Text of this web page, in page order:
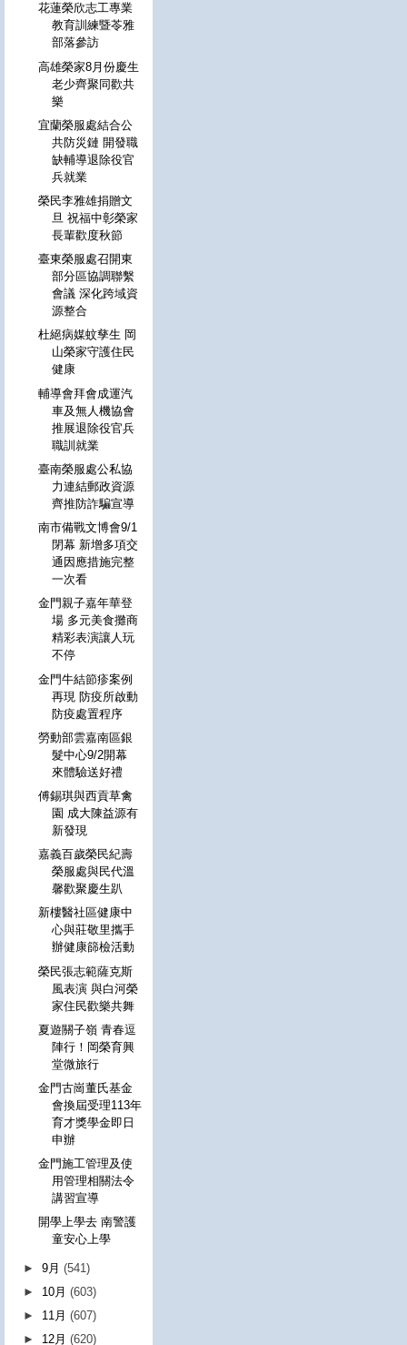
花蓮榮欣志工專業
教育訓練暨苓雅
部落參訪
高雄榮家8月份慶生
老少齊聚同歡共
樂
宜蘭榮服處結合公
共防災鏈 開發職
缺輔導退除役官
兵就業
榮民李雅雄捐贈文
旦 祝福中彰榮家
長輩歡度秋節
臺東榮服處召開東
部分區協調聯繫
會議 深化跨域資
源整合
杜絕病媒蚊孳生 岡
山榮家守護住民
健康
輔導會拜會成運汽
車及無人機協會
推展退除役官兵
職訓就業
臺南榮服處公私協
力連結郵政資源
齊推防詐騙宣導
南市備戰文博會9/1
閉幕 新增多項交
通因應措施完整
一次看
金門親子嘉年華登
場 多元美食攤商
精彩表演讓人玩
不停
金門牛結節疹案例
再現 防疫所啟動
防疫處置程序
勞動部雲嘉南區銀
髮中心9/2開幕
來體驗送好禮
傅錫琪與西貢草禽
園 成大陳益源有
新發現
嘉義百歲榮民紀壽
榮服處與民代溫
馨歡聚慶生趴
新樓醫社區健康中
心與莊敬里攜手
辦健康篩檢活動
榮民張志範薩克斯
風表演 與白河榮
家住民歡樂共舞
夏遊關子嶺 青春逗
陣行！岡榮育興
堂微旅行
金門古崗董氏基金
會換屆受理113年
育才獎學金即日
申辦
金門施工管理及使
用管理相關法令
講習宣導
開學上學去 南警護
童安心上學
►9月(541)
► 10月(603)
► 11月(607)
► 12月(620)